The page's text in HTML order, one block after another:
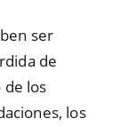
ser
de
los
los